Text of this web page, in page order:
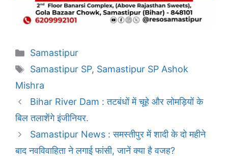
Categories
Samastipur
Tags
Samastipur SP, Samastipur SP Ashok
Mishra
Bihar River Dam : तटबंधों में चूहे और लोमड़ियों के
बिल तलाशेंगे इंजीनियर.
Samastipur News : समस्तीपुर में शादी के दो महीने
बाद नवविवाहिता ने लगाई फांसी, जानें क्या है वजह?